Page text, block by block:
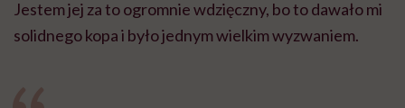
Jestem jej za to ogromnie wdzięczny, bo to dawało mi
solidnego kopa i było jednym wielkim wyzwaniem.